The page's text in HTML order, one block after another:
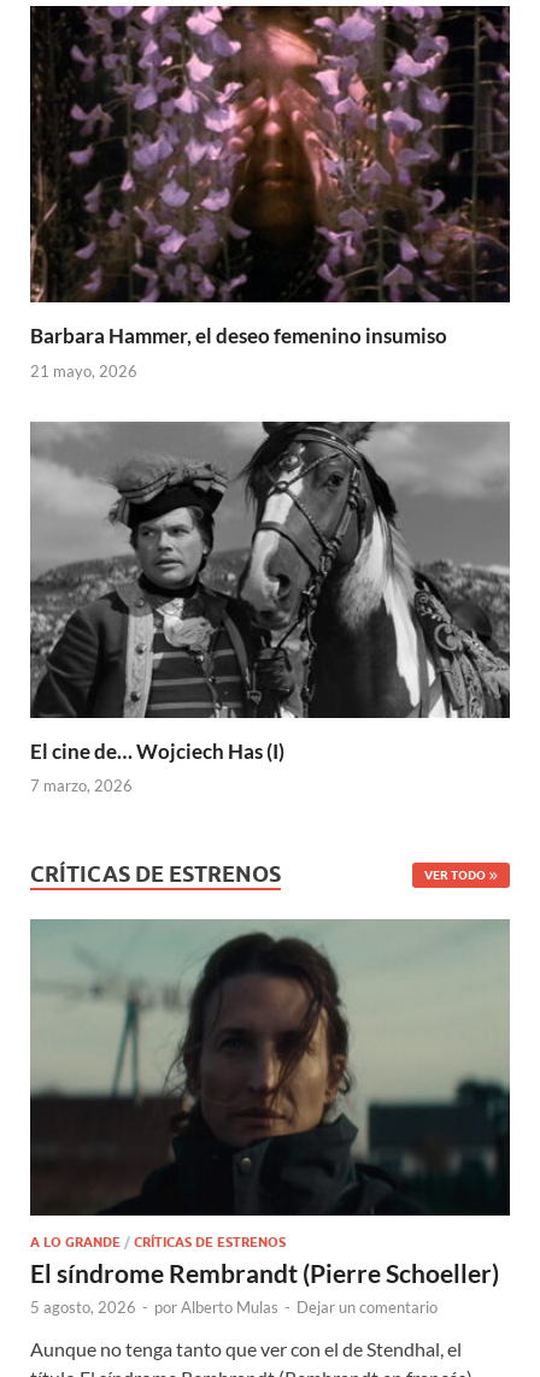
Barbara Hammer, el deseo femenino insumiso
21 mayo, 2026
El cine de… Wojciech Has (I)
7 marzo, 2026
CRÍTICAS DE ESTRENOS VER TODO
A LO GRANDE / CRÍTICAS DE ESTRENOS
El síndrome Rembrandt (Pierre Schoeller)
5 agosto, 2026 - porAlberto Mulas - Dejar un comentario
Aunque no tenga tanto que ver con el de Stendhal, el